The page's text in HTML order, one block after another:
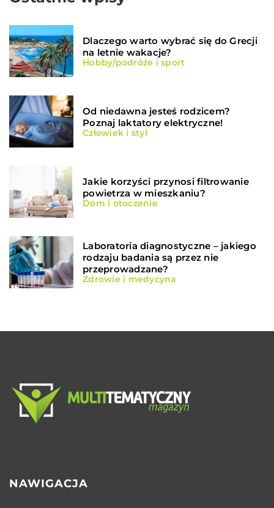
Dlaczego warto wybrać się do Grecji
na letnie wakacje?
Hobby/podróże i sport
Od niedawna jesteś rodzicem?
Poznaj laktatory elektryczne!
Człowiek i styl
Jakie korzyści przynosi filtrowanie
powietrza w mieszkaniu?
Dom i otoczenie
Laboratoria diagnostyczne – jakiego
rodzaju badania są przez nie
przeprowadzane?
Zdrowie i medycyna
NAWIGACJA